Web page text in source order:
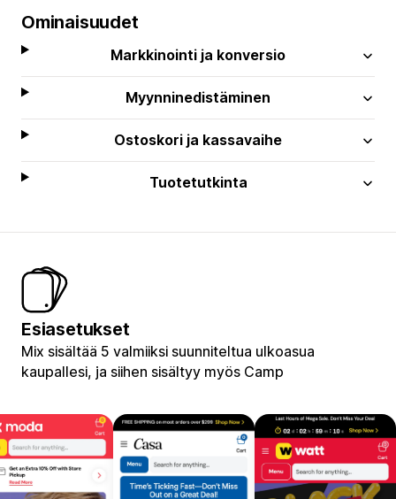
Ominaisuudet
Markkinointi ja konversio
Myynninedistäminen
Ostoskori ja kassavaihe
Tuotetutkinta
Esiasetukset
Mix sisältää 5 valmiiksi suunniteltua ulkoasua
kaupallesi, ja siihen sisältyy myös Camp